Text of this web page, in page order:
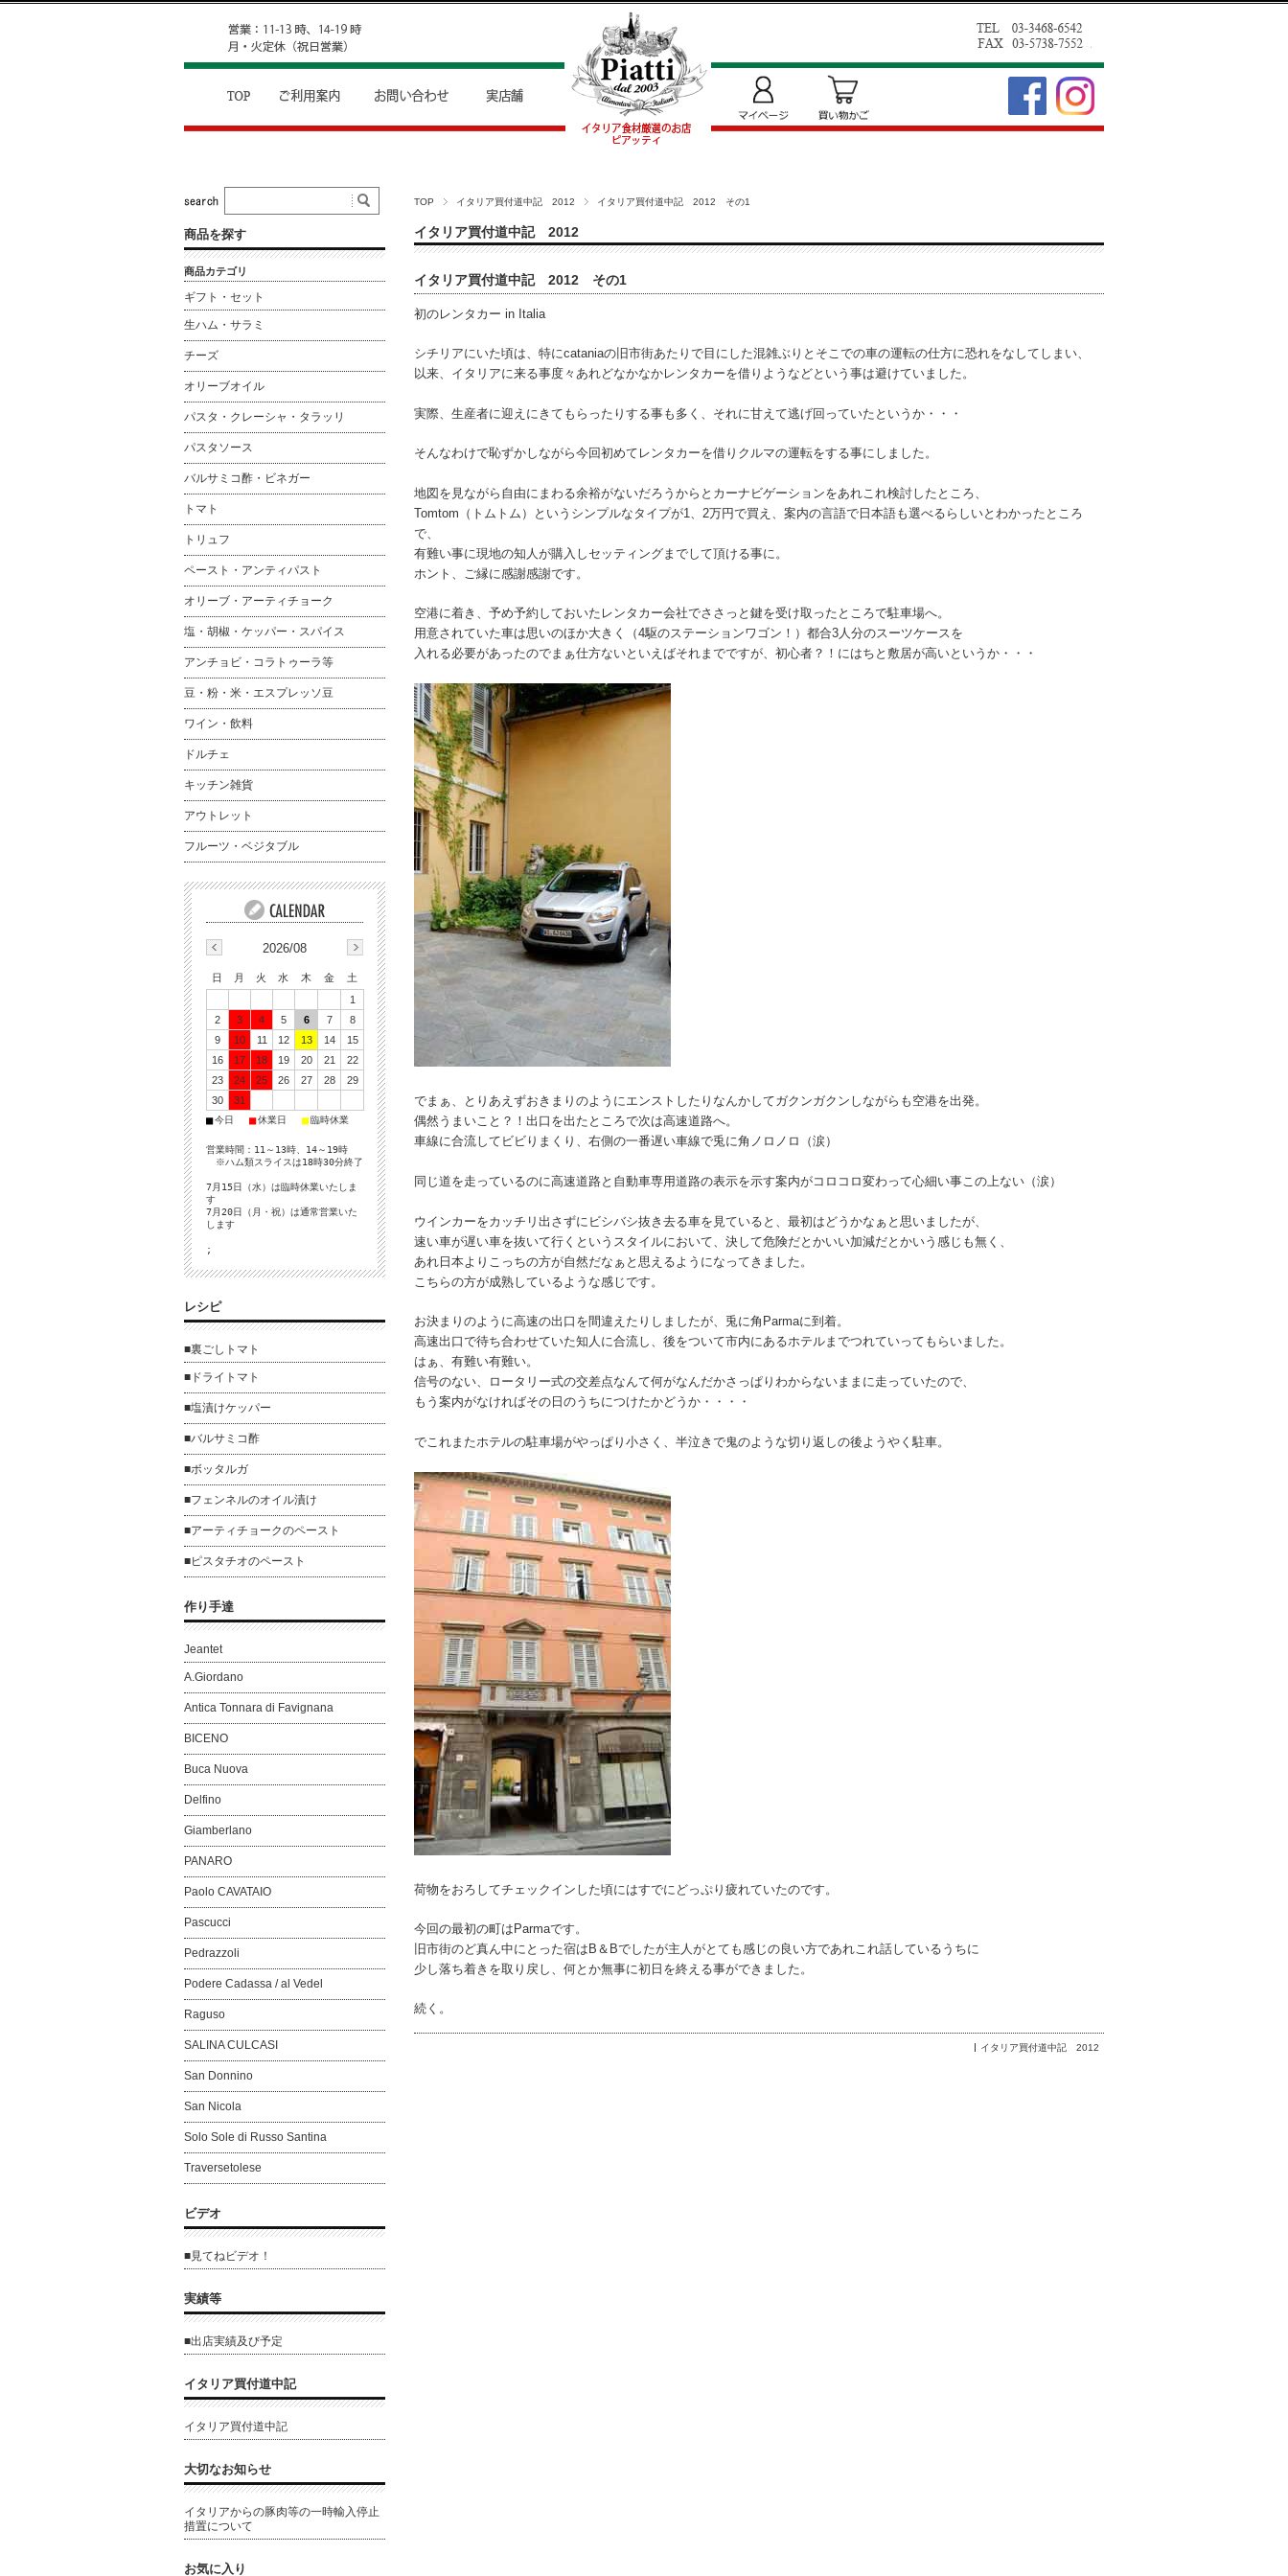
TOP イタリア買付道中記 2012 イタリア買付道中記 2012 その1
イタリア買付道中記 2012
イタリア買付道中記 2012 その1
初のレンタカー in Italia
シチリアにいた頃は、特にcataniaの旧市街あたりで目にした混雑ぶりとそこでの車の運転の仕方に恐れをなしてしまい、
以来、イタリアに来る事度々あれどなかなかレンタカーを借りようなどという事は避けていました。
実際、生産者に迎えにきてもらったりする事も多く、それに甘えて逃げ回っていたというか・・・
そんなわけで恥ずかしながら今回初めてレンタカーを借りクルマの運転をする事にしました。
地図を見ながら自由にまわる余裕がないだろうからとカーナビゲーションをあれこれ検討したところ、
Tomtom（トムトム）というシンプルなタイプが1、2万円で買え、案内の言語で日本語も選べるらしいとわかったところ
で、
有難い事に現地の知人が購入しセッティングまでして頂ける事に。
ホント、ご縁に感謝感謝です。
空港に着き、予め予約しておいたレンタカー会社でささっと鍵を受け取ったところで駐車場へ。
用意されていた車は思いのほか大きく（4駆のステーションワゴン！）都合3人分のスーツケースを
入れる必要があったのでまぁ仕方ないといえばそれまでですが、初心者？！にはちと敷居が高いというか・・・
でまぁ、とりあえずおきまりのようにエンストしたりなんかしてガクンガクンしながらも空港を出発。
偶然うまいこと？！出口を出たところで次は高速道路へ。
車線に合流してビビりまくり、右側の一番遅い車線で兎に角ノロノロ（涙）
同じ道を走っているのに高速道路と自動車専用道路の表示を示す案内がコロコロ変わって心細い事この上ない（涙）
ウインカーをカッチリ出さずにビシバシ抜き去る車を見ていると、最初はどうかなぁと思いましたが、
速い車が遅い車を抜いて行くというスタイルにおいて、決して危険だとかいい加減だとかいう感じも無く、
あれ日本よりこっちの方が自然だなぁと思えるようになってきました。
こちらの方が成熟しているような感じです。
お決まりのように高速の出口を間違えたりしましたが、兎に角Parmaに到着。
高速出口で待ち合わせていた知人に合流し、後をついて市内にあるホテルまでつれていってもらいました。
はぁ、有難い有難い。
信号のない、ロータリー式の交差点なんて何がなんだかさっぱりわからないままに走っていたので、
もう案内がなければその日のうちにつけたかどうか・・・・
でこれまたホテルの駐車場がやっぱり小さく、半泣きで鬼のような切り返しの後ようやく駐車。
荷物をおろしてチェックインした頃にはすでにどっぷり疲れていたのです。
今回の最初の町はParmaです。
旧市街のど真ん中にとった宿はB＆Bでしたが主人がとても感じの良い方であれこれ話しているうちに
少し落ち着きを取り戻し、何とか無事に初日を終える事ができました。
続く。
イタリア買付道中記 2012
商品を探す
商品カテゴリ
ギフト・セット
生ハム・サラミ
チーズ
オリーブオイル
パスタ・クレーシャ・タラッリ
パスタソース
バルサミコ酢・ビネガー
トマト
トリュフ
ペースト・アンティパスト
オリーブ・アーティチョーク
塩・胡椒・ケッパー・スパイス
アンチョビ・コラトゥーラ等
豆・粉・米・エスプレッソ豆
ワイン・飲料
ドルチェ
キッチン雑貨
アウトレット
フルーツ・ベジタブル
2026/08
日 月 火 水 木 金
土
1
2
3 4 5 6 7
8
9
10 11 12 13 14
15
16
17 18 19 20 21
22
23
24 25 26 27 28
29
30
31
■今日 ■休業日 ■臨時休業
営業時間：11～13時、14～19時
※ハム類スライスは18時30分終了
7月15日（水）は臨時休業いたしま
す
7月20日（月・祝）は通常営業いた
します
;
レシピ
■裏ごしトマト
■ドライトマト
■塩漬けケッパー
■バルサミコ酢
■ボッタルガ
■フェンネルのオイル漬け
■アーティチョークのペースト
■ピスタチオのペースト
作り手達
Jeantet
A.Giordano
Antica Tonnara di Favignana
BICENO
Buca Nuova
Delfino
Giamberlano
PANARO
Paolo CAVATAIO
Pascucci
Pedrazzoli
Podere Cadassa / al Vedel
Raguso
SALINA CULCASI
San Donnino
San Nicola
Solo Sole di Russo Santina
Traversetolese
ビデオ
■見てねビデオ！
実績等
■出店実績及び予定
イタリア買付道中記
イタリア買付道中記
大切なお知らせ
イタリアからの豚肉等の一時輸入停止
措置について
お気に入り